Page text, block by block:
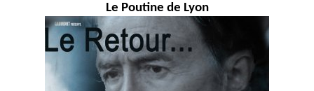
Le Poutine de Lyon